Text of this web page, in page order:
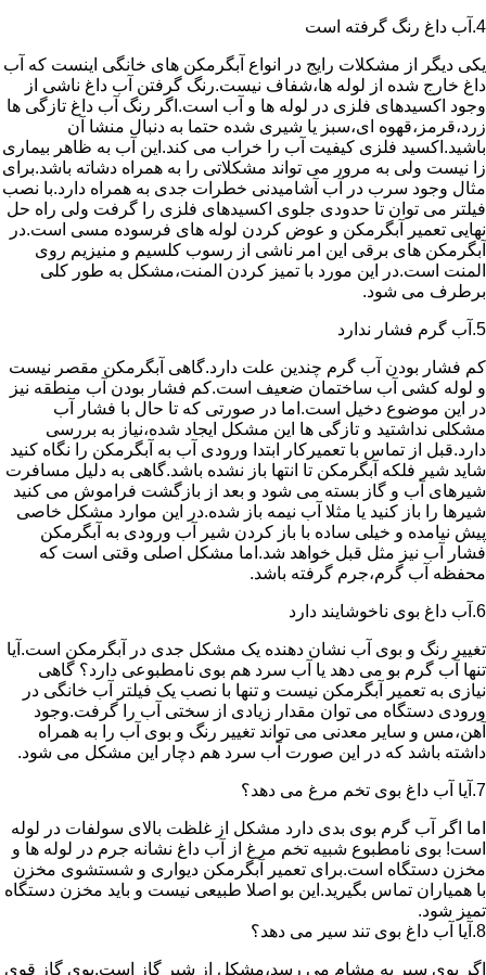
4.آب داغ رنگ گرفته است
یکی دیگر از مشکلات رایج در انواع آبگرمکن های خانگی اینست که آب
داغ خارج شده از لوله ها،شفاف نیست.رنگ گرفتن آب داغ ناشی از
وجود اکسیدهای فلزی در لوله ها و آب است.اگر رنگ آب داغ تازگی ها
زرد،قرمز،قهوه ای،سبز یا شیری شده حتما به دنبال منشا آن
باشید.اکسید فلزی کیفیت آب را خراب می کند.این آب به ظاهر بیماری
زا نیست ولی به مرور می تواند مشکلاتی را به همراه دشاته باشد.برای
مثال وجود سرب در آب آشامیدنی خطرات جدی به همراه دارد.با نصب
فیلتر می توان تا حدودی جلوی اکسیدهای فلزی را گرفت ولی راه حل
نهایی تعمیر آبگرمکن و عوض کردن لوله های فرسوده مسی است.در
آبگرمکن های برقی این امر ناشی از رسوب کلسیم و منیزیم روی
المنت است.در این مورد با تمیز کردن المنت،مشکل به طور کلی
برطرف می شود.
5.آب گرم فشار ندارد
کم فشار بودن آب گرم چندین علت دارد.گاهی آبگرمکن مقصر نیست
و لوله کشی آب ساختمان ضعیف است.کم فشار بودن آب منطقه نیز
در این موضوع دخیل است.اما در صورتی که تا حال با فشار آب
مشکلی نداشتید و تازگی ها این مشکل ایجاد شده،نیاز به بررسی
دارد.قبل از تماس با تعمیرکار ابتدا ورودی آب به آبگرمکن را نگاه کنید
شاید شیر فلکه آبگرمکن تا انتها باز نشده باشد.گاهی به دلیل مسافرت
شیرهای آب و گاز بسته می شود و بعد از بازگشت فراموش می کنید
شیرها را باز کنید یا مثلا آب نیمه باز شده.در این موارد مشکل خاصی
پیش نیامده و خیلی ساده با باز کردن شیر آب ورودی به آبگرمکن
فشار آب نیز مثل قبل خواهد شد.اما مشکل اصلی وقتی است که
محفظه آب گرم،جرم گرفته باشد.
6.آب داغ بوی ناخوشایند دارد
تغییر رنگ و بوی آب نشان دهنده یک مشکل جدی در آبگرمکن است.آیا
تنها آب گرم بو می دهد یا آب سرد هم بوی نامطبوعی دارد؟ گاهی
نیازی به تعمیر آبگرمکن نیست و تنها با نصب یک فیلتر آب خانگی در
ورودی دستگاه می توان مقدار زیادی از سختی آب را گرفت.وجود
آهن،مس و سایر معدنی می تواند تغییر رنگ و بوی آب را به همراه
داشته باشد که در این صورت آب سرد هم دچار این مشکل می شود.
7.آیا آب داغ بوی تخم مرغ می دهد؟
اما اگر آب گرم بوی بدی دارد مشکل از غلظت بالای سولفات در لوله
است! بوی نامطبوع شبیه تخم مرغ از آب داغ نشانه جرم در لوله ها و
مخزن دستگاه است.برای تعمیر آبگرمکن دیواری و شستشوی مخزن
با همیاران تماس بگیرید.این بو اصلا طبیعی نیست و باید مخزن دستگاه
تمیز شود.
8.آیا آب داغ بوی تند سیر می دهد؟
اگر بوی سیر به مشام می رسد،مشکل از شیر گاز است.بوی گاز قوی